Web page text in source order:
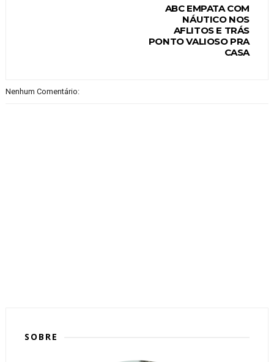
ABC EMPATA COM
NÁUTICO NOS
AFLITOS E TRÁS
PONTO VALIOSO PRA
CASA
Nenhum Comentário:
SOBRE